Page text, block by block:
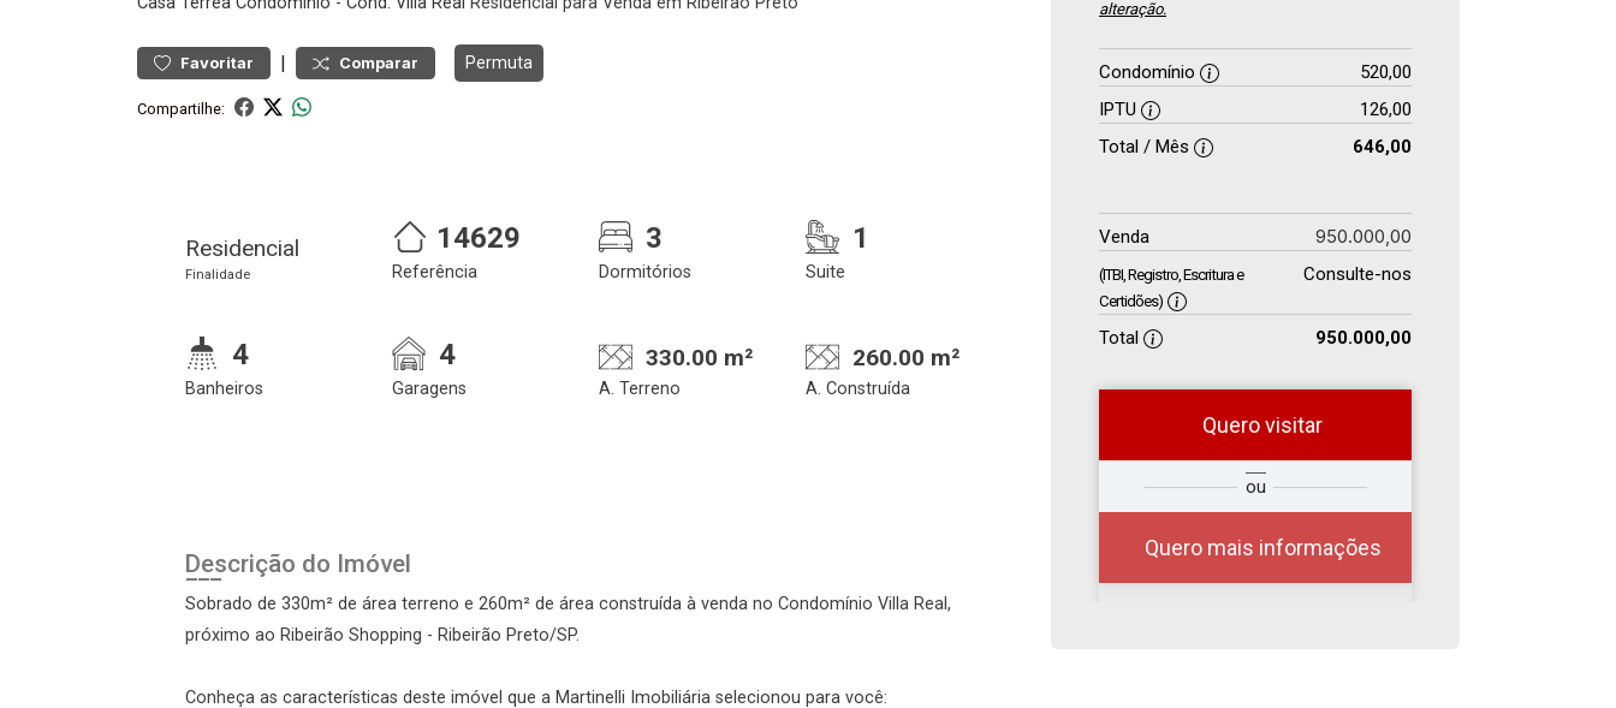
Favoritar | Comparar Permuta
Compartilhe:
Residencial
Finalidade
14629
Referência
3
Dormitórios
1
Suite
4
Banheiros
4
Garagens
330.00 m²
A. Terreno
260.00 m²
A. Construída
Descrição do Imóvel
Sobrado de 330m² de área terreno e 260m² de área construída à venda no Condomínio Villa Real,
próximo ao Ribeirão Shopping - Ribeirão Preto/SP.
Conheça as características deste imóvel que a Martinelli Imobiliária selecionou para você:
alteração.
Condomínio
520,00
IPTU
126,00
Total / Mês
646,00
Venda 950.000,00
(ITBI, Registro, Escritura e
Certidões)
Consulte-nos
Total 950.000,00
Quero visitar
ou
Quero mais informações
Qual o melhor dia e
horário para você?
08/08/2026